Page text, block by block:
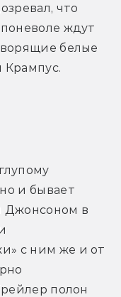
что
ждут
белые
Крампус.
и бывает
Джонсоном в
с ним же и от
полон